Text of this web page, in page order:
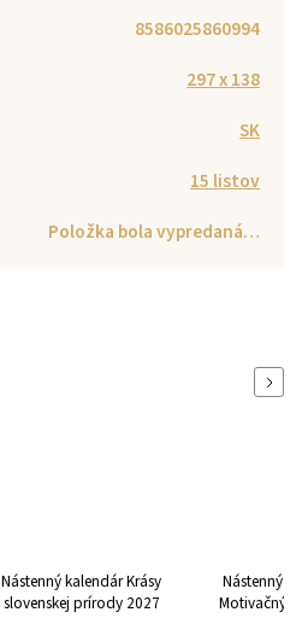
8586025860994
297 x 138
SK
15 listov
Položka bola vypredaná…
Nástenný kalendár Krásy
slovenskej prírody 2027
Nástenný
Motivačný
Next